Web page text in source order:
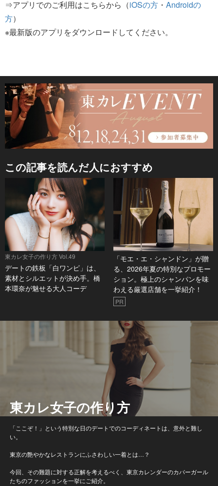
⇒アプリでのご利用はこちらから（iOSの方 ・ Androidの
方）
※最新版のアプリをダウンロードしてください。
この記事を読んだ人におすすめ
東カレ女子の作り方 Vol.49
デートの鉄板「白ワンピ」は、
素材とシルエットが決め手。橋
本環奈が魅せる大人コーデ
「モエ・エ・シャンドン」が贈
る、2026年夏の特別なプロモー
ション。極上のシャンパンを味
わえる厳選店舗を一挙紹介！
PR
東カレ女子の作り方
「ここぞ！」という特別な日のデートでのコーディネートは、意外と難し
い。
東京の艶やかなレストランにふさわしい一着とは…？
今回、その難題に対する正解を考えるべく、東京カレンダーのカバーガール
たちのファッションを一挙にご紹介。